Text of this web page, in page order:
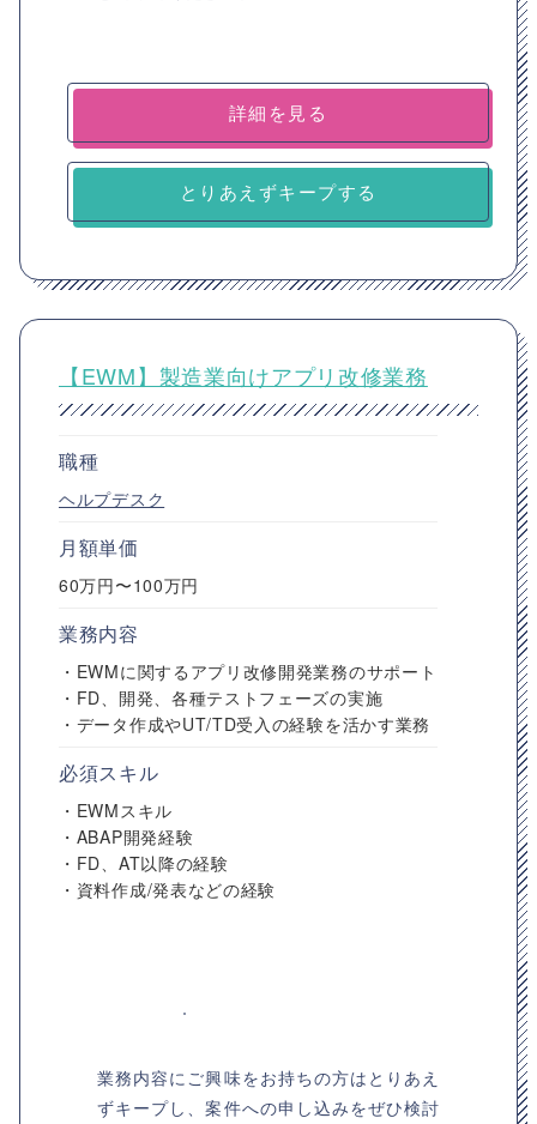
詳細を見る
とりあえずキープする
【EWM】製造業向けアプリ改修業務
職種
ヘルプデスク
月額単価
60万円〜100万円
業務内容
・EWMに関するアプリ改修開発業務のサポート
・FD、開発、各種テストフェーズの実施
・データ作成やUT/TD受入の経験を活かす業務
必須スキル
・EWMスキル
・ABAP開発経験
・FD、AT以降の経験
・資料作成/発表などの経験
業務内容にご興味をお持ちの方はとりあえ
ずキープし、案件への申し込みをぜひ検討